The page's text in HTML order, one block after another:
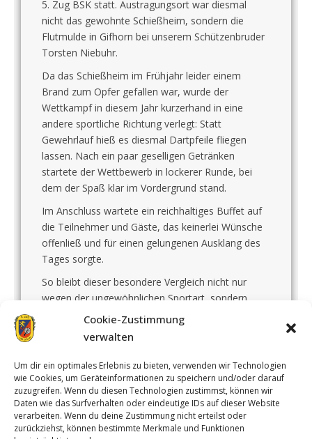
Cookie-Zustimmung
verwalten
Um dir ein optimales Erlebnis zu bieten, verwenden wir Technologien
wie Cookies, um Geräteinformationen zu speichern und/oder darauf
zuzugreifen. Wenn du diesen Technologien zustimmst, können wir
Daten wie das Surfverhalten oder eindeutige IDs auf dieser Website
verarbeiten. Wenn du deine Zustimmung nicht erteilst oder
zurückziehst, können bestimmte Merkmale und Funktionen
5. Zug BSK statt. Austragungsort war diesmal
nicht das gewohnte Schießheim, sondern die
Flutmulde in Gifhorn bei unserem Schützenbruder
Torsten Niebuhr.
Da das Schießheim im Frühjahr leider einem
Brand zum Opfer gefallen war, wurde der
Wettkampf in diesem Jahr kurzerhand in eine
andere sportliche Richtung verlegt: Statt
Gewehrlauf hieß es diesmal Dartpfeile fliegen
lassen. Nach ein paar geselligen Getränken
startete der Wettbewerb in lockerer Runde, bei
dem der Spaß klar im Vordergrund stand.
Im Anschluss wartete ein reichhaltiges Buffet auf
die Teilnehmer und Gäste, das keinerlei Wünsche
offenließ und für einen gelungenen Ausklang des
Tages sorgte.
So bleibt dieser besondere Vergleich nicht nur
wegen der ungewöhnlichen Sportart, sondern
auch durch die gute Stimmung in Erinnerung.
5. Zug BSK, 8. Zug USK